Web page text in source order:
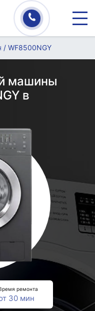
/ WF8500NGY
машины
в
ремонта
30 мин